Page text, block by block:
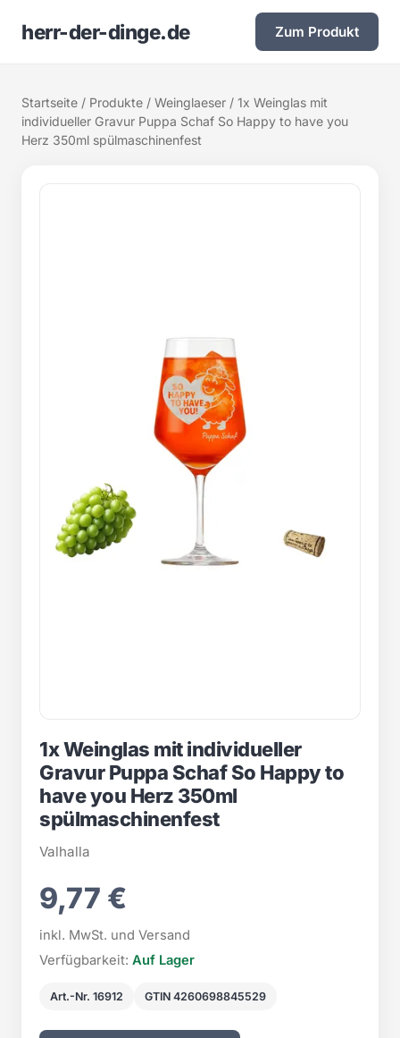
herr-der-dinge.de Zum Produkt
Startseite / Produkte / Weinglaeser / 1x Weinglas mit
individueller Gravur Puppa Schaf So Happy to have you
Herz 350ml spülmaschinenfest
1x Weinglas mit individueller
Gravur Puppa Schaf So Happy to
have you Herz 350ml
spülmaschinenfest
Valhalla
9,77 €
inkl. MwSt. und Versand
Verfügbarkeit: Auf Lager
Art.-Nr. 16912 GTIN 4260698845529